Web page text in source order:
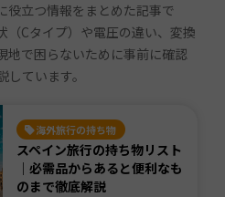
役立つ情報をまとめた記事で
（Cタイプ）や電圧の違い、変換
地で困らないために事前に確認
ています。
海外旅行の持ち物
スペイン旅行の持ち物リスト
｜必需品からあると便利なも
のまで徹底解説